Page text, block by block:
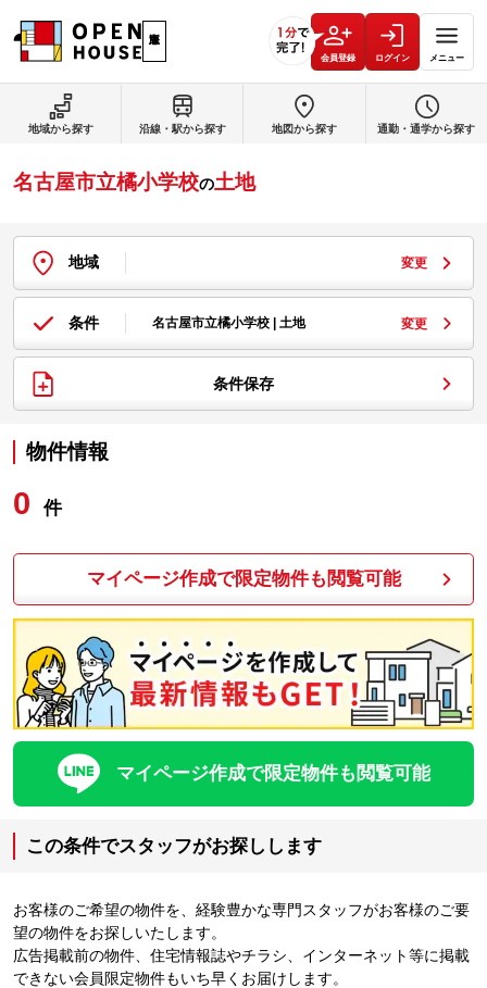
会員登録 ログイン メニュー
名古屋市立橘小学校の土地
地域 変更
条件 名古屋市立橘小学校 | 土地 変更
条件保存
物件情報
0 件
マイページ作成で限定物件も閲覧可能
マイページ作成で限定物件も閲覧可能
この条件でスタッフがお探しします
お客様のご希望の物件を、経験豊かな専門スタッフがお客様のご要
望の物件をお探しいたします。
広告掲載前の物件、住宅情報誌やチラシ、インターネット等に掲載
できない会員限定物件もいち早くお届けします。
地域から探す 沿線・駅から探す 地図から探す 通勤・通学から探す